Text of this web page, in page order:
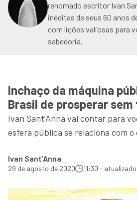
renomado escritor Ivan
inéditas de seus 60 anos
com lições valiosas para
sabedoria.
Inchaço da máquina
Brasil de prosperar
Ivan Sant’Anna vai contar para
esfera pública se relaciona com
Ivan Sant’Anna
29 de agosto de 2020 11:30 -